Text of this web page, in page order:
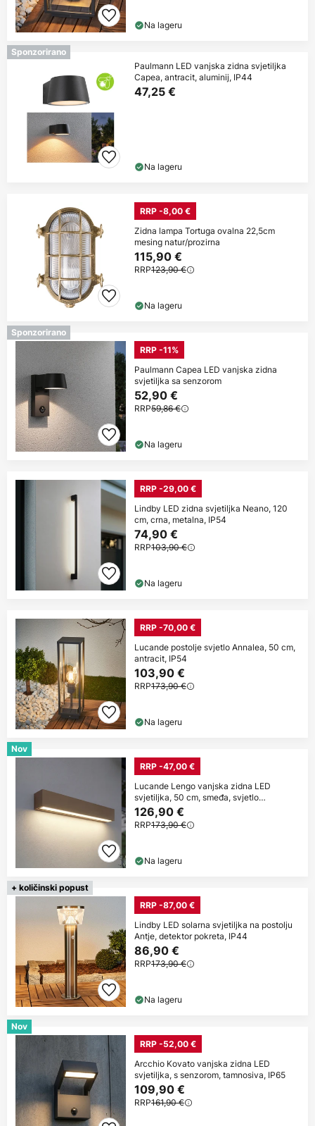
Na lageru
Sponzorirano
Paulmann LED vanjska zidna svjetiljka
Capea, antracit, aluminij, IP44
47,25 €
Na lageru
RRP -8,00 €
Zidna lampa Tortuga ovalna 22,5cm
mesing natur/prozirna
115,90 €
RRP123,90 €
Na lageru
Sponzorirano
RRP -11%
Paulmann Capea LED vanjska zidna
svjetiljka sa senzorom
52,90 €
RRP59,86 €
Na lageru
RRP -29,00 €
Lindby LED zidna svjetiljka Neano, 120
cm, crna, metalna, IP54
74,90 €
RRP103,90 €
Na lageru
RRP -70,00 €
Lucande postolje svjetlo Annalea, 50 cm,
antracit, IP54
103,90 €
RRP173,90 €
Na lageru
Nov
RRP -47,00 €
Lucande Lengo vanjska zidna LED
svjetiljka, 50 cm, smeđa, svjetlo
usmjereno
126,90 €
RRP173,90 €
Na lageru
+ količinski popust
RRP -87,00 €
Lindby LED solarna svjetiljka na postolju
Antje, detektor pokreta, IP44
86,90 €
RRP173,90 €
Na lageru
Nov
RRP -52,00 €
Arcchio Kovato vanjska zidna LED
svjetiljka, s senzorom, tamnosiva, IP65
109,90 €
RRP161,90 €